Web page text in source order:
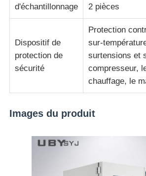
d'échantillonnage
2 pièces
Dispositif de
protection de
sécurité
Protection
sur-
surtensions et
compresseur,
chauffage, le
Images du produit